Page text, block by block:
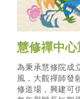
慧修禪中
為秉承慧修院成
風，大觀禪師發
修道場，興建可